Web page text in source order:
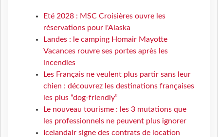
Eté 2028 : MSC Croisières ouvre les
réservations pour l'Alaska
Landes : le camping Homair Mayotte
Vacances rouvre ses portes après les
incendies
Les Français ne veulent plus partir sans leur
chien : découvrez les destinations françaises
les plus “dog-friendly”
Le nouveau tourisme : les 3 mutations que
les professionnels ne peuvent plus ignorer
Icelandair signe des contrats de location